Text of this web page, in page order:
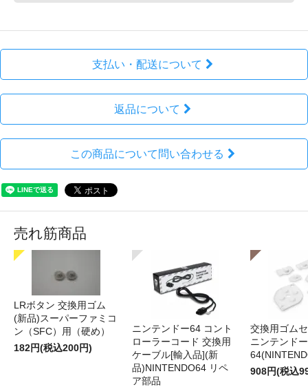
支払い・配送について
返品について
この商品について問い合わせる
売れ筋商品
LRボタン 交換用ゴム
(新品)スーパーファミコ
ン（SFC）用（硬め）
182円(税込200円)
ニンテンドー64 コント
ローラーコード 交換用
ケーブル[輸入品](新
品)NINTENDO64 リペ
ア部品
交換用ゴム
ニンテンドー
908円(税込